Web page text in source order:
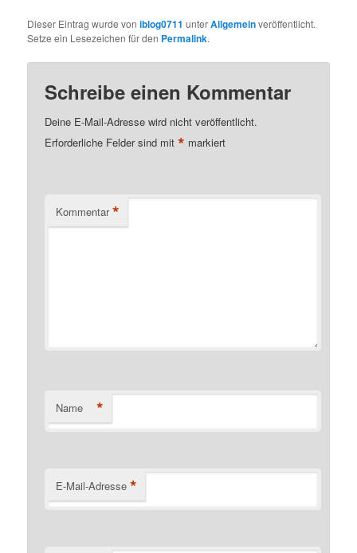
Dieser Eintrag wurde voniblog0711 unterAllgemeinveröffentlicht.
Setze ein Lesezeichen für den Permalink.
Schreibe einen Kommentar
Deine E-Mail-Adresse wird nicht veröffentlicht.
Erforderliche Felder sind mit* markiert
Kommentar *
Name *
E-Mail-Adresse *